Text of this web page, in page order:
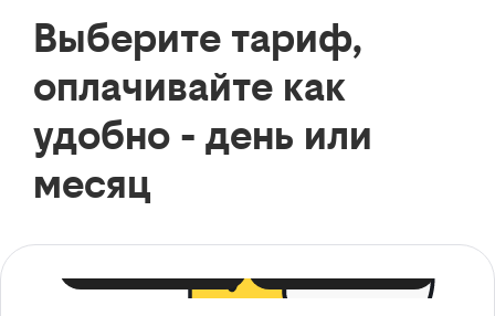
Выберите тариф,
оплачивайте как
удобно - день или
месяц